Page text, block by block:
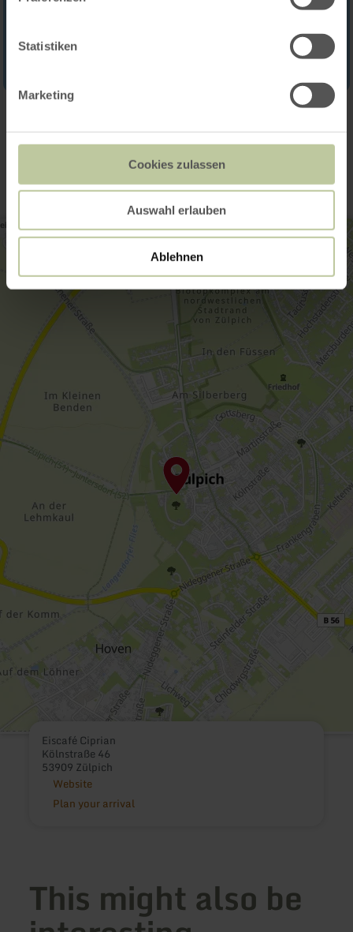
Statistiken
Marketing
Cookies zulassen
Auswahl erlauben
Ablehnen
Contact
Eiscafé Ciprian
Kölnstraße 46
53909 Zülpich
Website
Plan your arrival
This might also be